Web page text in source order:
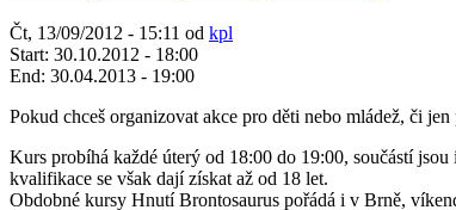
Čt, 13/09/2012 - 15:11 od kpl
Start: 30.10.2012 - 18:00
End: 30.04.2013 - 19:00
Pokud chceš organizovat akce pro děti nebo mládež, či
Kurs probíhá každé úterý od 18:00 do 19:00, součástí
kvalifikace se však dají získat až od 18 let.
Obdobné kursy Hnutí Brontosaurus pořádá i v Brně,